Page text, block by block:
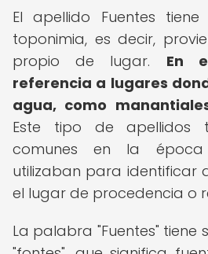
El apellido Fuentes
toponimia, es decir,
propio de lugar. En
referencia a lugares
agua, como
Este tipo de apellidos
comunes en la
utilizaban para identificar
el lugar de procedencia o
La palabra "Fuentes" tiene